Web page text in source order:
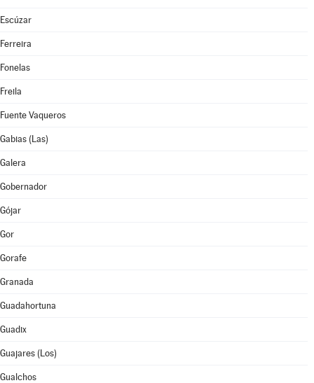
Escúzar
Ferreira
Fonelas
Freila
Fuente Vaqueros
Gabias (Las)
Galera
Gobernador
Gójar
Gor
Gorafe
Granada
Guadahortuna
Guadix
Guajares (Los)
Gualchos